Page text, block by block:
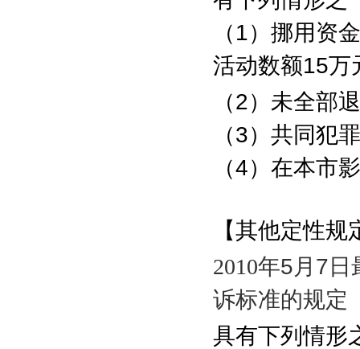
（1）挪用资
活动数额15万
（2）未全部
（3）共同犯
（4）在本市
【其他定性规
2010年5月 7
诉标准的规定
具有下列情形